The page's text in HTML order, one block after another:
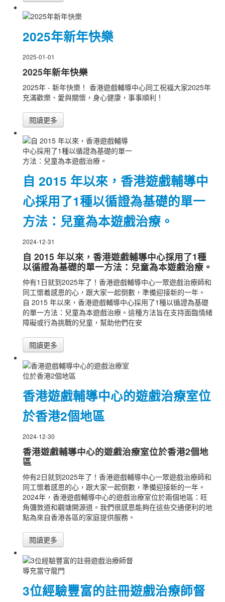
2025年新年快樂
2025-01-01
2025年新年快樂
2025年 - 新年快樂！ 香港遊戲輔導中心同工祝福大家2025年
充滿歡樂、愛與關懷，身心健康，事事順利！
閱讀更多
自 2015 年以來，香港遊戲輔導中
心採用了1種以循證為基礎的單一
方法：兒童為本遊戲治療。
2024-12-31
自 2015 年以來，香港遊戲輔導中心採用了1種
以循證為基礎的單一方法：兒童為本遊戲治療。
仲有1日就到2025年了！香港遊戲輔導中心一眾遊戲治療師和
同工懷着感恩的心，跟大家一起倒數，準備迎接新的一年。
自 2015 年以來，香港遊戲輔導中心採用了1種以循證為基礎
的單一方法：兒童為本遊戲治療。這種方法旨在支持面臨情緒
障礙或行為挑戰的兒童，幫助他們在安
閱讀更多
香港遊戲輔導中心的遊戲治療室位
於香港2個地區
2024-12-30
香港遊戲輔導中心的遊戲治療室位於香港2個地
區
仲有2日就到2025年了！香港遊戲輔導中心一眾遊戲治療師和
同工懷着感恩的心，跟大家一起倒數，準備迎接新的一年。
2024年，香港遊戲輔導中心的遊戲治療室位於兩個地區：旺
角彌敦道和觀塘開源道。我們很感恩能夠在這些交通便利的地
點為來自香港各區的家庭提供服務。
閱讀更多
3位經驗豐富的註冊遊戲治療師督